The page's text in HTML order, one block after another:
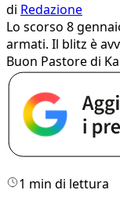
di Redazione
Lo scorso 8
armati. Il blitz è
Buon Pastore di
1 min di lettura